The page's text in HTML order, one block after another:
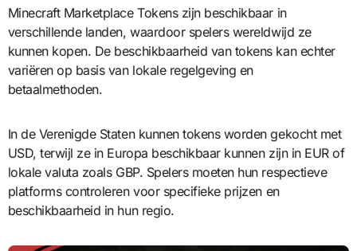
Minecraft Marketplace Tokens zijn beschikbaar in
verschillende landen, waardoor spelers wereldwijd ze
kunnen kopen. De beschikbaarheid van tokens kan echter
variëren op basis van lokale regelgeving en
betaalmethoden.
In de Verenigde Staten kunnen tokens worden gekocht met
USD, terwijl ze in Europa beschikbaar kunnen zijn in EUR of
lokale valuta zoals GBP. Spelers moeten hun respectieve
platforms controleren voor specifieke prijzen en
beschikbaarheid in hun regio.